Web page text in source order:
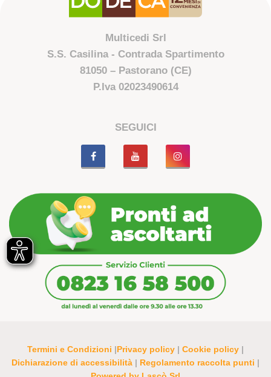
Multicedi Srl
S.S. Casilina - Contrada Spartimento
81050 – Pastorano (CE)
P.Iva 02023490614
SEGUICI
Termini e Condizioni |Privacy policy | Cookie policy |
Dichiarazione di accessibilità | Regolamento raccolta punti |